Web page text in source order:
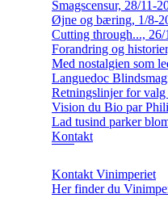
Smagscensur, 28/11-
Øjne og bæring, 1/8-
Cutting through..., 26/
Forandring og
Med nostalgien som
Languedoc
Retningslinjer for
Vision du Bio par
Lad tusind parker
Kontakt
Kontakt Vinimperiet
Her finder du